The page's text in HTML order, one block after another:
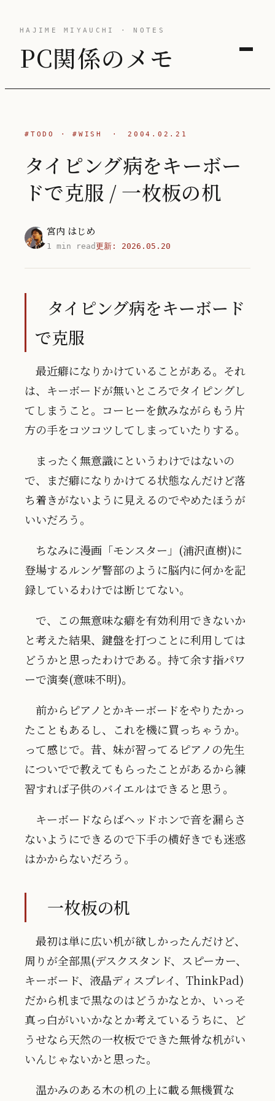
HAJIME MIYAUCHI · NOTES
PC関係のメモ
#TODO · #WISH · 2004.02.21
タイピング病をキーボー
ドで克服 / 一枚板の机
宮内 はじめ
1 min read更新: 2026.05.20
タイピング病をキーボード
で克服
最近癖になりかけていることがある。それ
は、キーボードが無いところでタイピングし
てしまうこと。コーヒーを飲みながらもう片
方の手をコツコツしてしまっていたりする。
まったく無意識にというわけではないの
で、まだ癖になりかけてる状態なんだけど落
ち着きがないように見えるのでやめたほうが
いいだろう。
ちなみに漫画「モンスター」(浦沢直樹)に
登場するルンゲ警部のように脳内に何かを記
録しているわけでは断じてない。
で、この無意味な癖を有効利用できないか
と考えた結果、鍵盤を打つことに利用しては
どうかと思ったわけである。持て余す指パワ
ーで演奏(意味不明)。
前からピアノとかキーボードをやりたかっ
たこともあるし、これを機に買っちゃうか。
って感じで。昔、妹が習ってるピアノの先生
についでで教えてもらったことがあるから練
習すれば子供のバイエルはできると思う。
キーボードならばヘッドホンで音を漏らさ
ないようにできるので下手の横好きでも迷惑
はかからないだろう。
一枚板の机
最初は単に広い机が欲しかったんだけど、
周りが全部黒(デスクスタンド、スピーカー、
キーボード、液晶ディスプレイ、ThinkPad)
だから机まで黒なのはどうかなとか、いっそ
真っ白がいいかなとか考えているうちに、ど
うせなら天然の一枚板でできた無骨な机がい
いんじゃないかと思った。
温かみのある木の机の上に載る無機質な